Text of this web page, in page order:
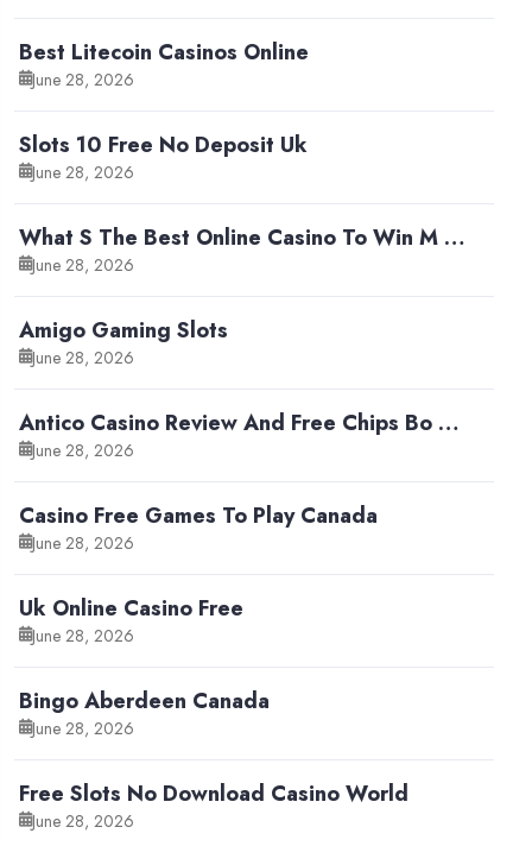
Best Litecoin Casinos Online
June 28, 2026
Slots 10 Free No Deposit Uk
June 28, 2026
What S The Best Online Casino To Win M …
June 28, 2026
Amigo Gaming Slots
June 28, 2026
Antico Casino Review And Free Chips Bo …
June 28, 2026
Casino Free Games To Play Canada
June 28, 2026
Uk Online Casino Free
June 28, 2026
Bingo Aberdeen Canada
June 28, 2026
Free Slots No Download Casino World
June 28, 2026